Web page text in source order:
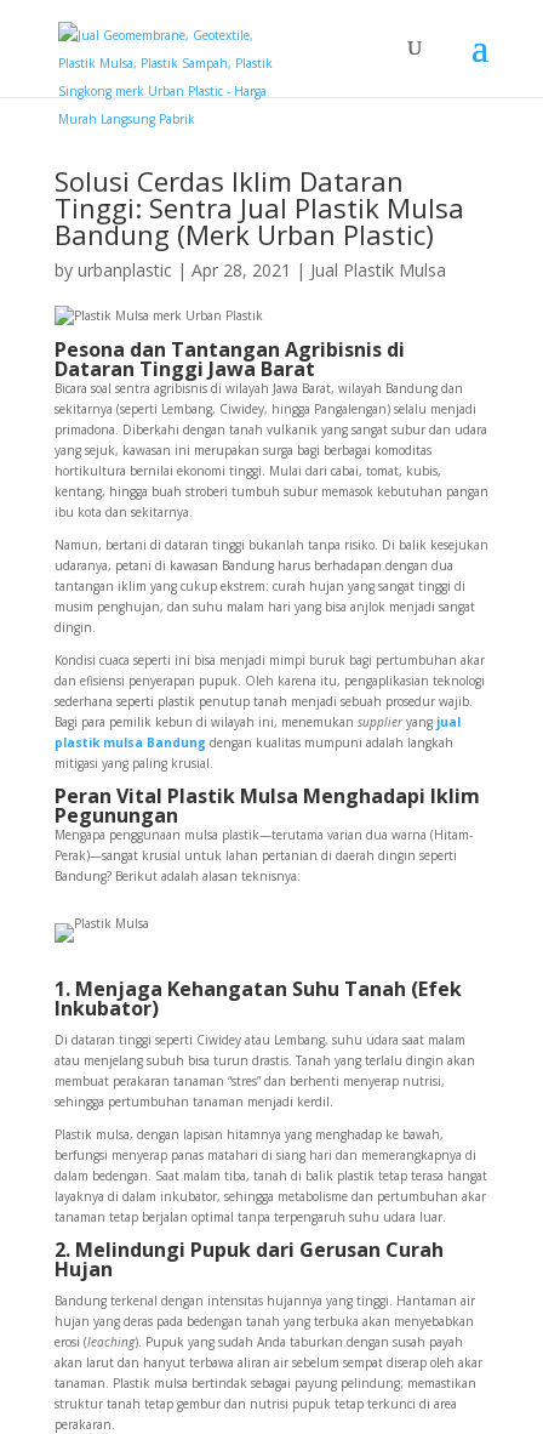
Solusi Cerdas Iklim Dataran
Tinggi: Sentra Jual Plastik Mulsa
Bandung (Merk Urban Plastic)
by urbanplastic| Apr 28, 2021 | Jual Plastik Mulsa
Pesona dan Tantangan Agribisnis di
Dataran Tinggi Jawa Barat
Bicara soal sentra agribisnis di wilayah Jawa Barat, wilayah Bandung dan
sekitarnya (seperti Lembang, Ciwidey, hingga Pangalengan) selalu menjadi
primadona. Diberkahi dengan tanah vulkanik yang sangat subur dan udara
yang sejuk, kawasan ini merupakan surga bagi berbagai komoditas
hortikultura bernilai ekonomi tinggi. Mulai dari cabai, tomat, kubis,
kentang, hingga buah stroberi tumbuh subur memasok kebutuhan pangan
ibu kota dan sekitarnya.
Namun, bertani di dataran tinggi bukanlah tanpa risiko. Di balik kesejukan
udaranya, petani di kawasan Bandung harus berhadapan dengan dua
tantangan iklim yang cukup ekstrem: curah hujan yang sangat tinggi di
musim penghujan, dan suhu malam hari yang bisa anjlok menjadi sangat
dingin.
Kondisi cuaca seperti ini bisa menjadi mimpi buruk bagi pertumbuhan akar
dan efisiensi penyerapan pupuk. Oleh karena itu, pengaplikasian teknologi
sederhana seperti plastik penutup tanah menjadi sebuah prosedur wajib.
Bagi para pemilik kebun di wilayah ini, menemukan supplieryang jual
plastik mulsa Bandung dengan kualitas mumpuni adalah langkah
mitigasi yang paling krusial.
Peran Vital Plastik Mulsa Menghadapi Iklim
Pegunungan
Mengapa penggunaan mulsa plastik—terutama varian dua warna (Hitam-
Perak)—sangat krusial untuk lahan pertanian di daerah dingin seperti
Bandung? Berikut adalah alasan teknisnya:
1. Menjaga Kehangatan Suhu Tanah (Efek
Inkubator)
Di dataran tinggi seperti Ciwidey atau Lembang, suhu udara saat malam
atau menjelang subuh bisa turun drastis. Tanah yang terlalu dingin akan
membuat perakaran tanaman “stres” dan berhenti menyerap nutrisi,
sehingga pertumbuhan tanaman menjadi kerdil.
Plastik mulsa, dengan lapisan hitamnya yang menghadap ke bawah,
berfungsi menyerap panas matahari di siang hari dan memerangkapnya di
dalam bedengan. Saat malam tiba, tanah di balik plastik tetap terasa hangat
layaknya di dalam inkubator, sehingga metabolisme dan pertumbuhan akar
tanaman tetap berjalan optimal tanpa terpengaruh suhu udara luar.
2. Melindungi Pupuk dari Gerusan Curah
Hujan
Bandung terkenal dengan intensitas hujannya yang tinggi. Hantaman air
hujan yang deras pada bedengan tanah yang terbuka akan menyebabkan
erosi (leaching). Pupuk yang sudah Anda taburkan dengan susah payah
akan larut dan hanyut terbawa aliran air sebelum sempat diserap oleh akar
tanaman. Plastik mulsa bertindak sebagai payung pelindung; memastikan
struktur tanah tetap gembur dan nutrisi pupuk tetap terkunci di area
perakaran.